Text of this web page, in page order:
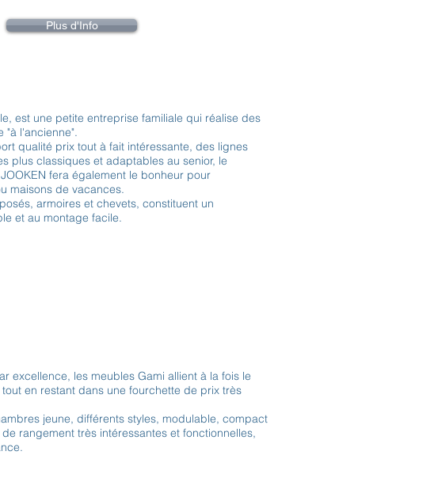
Plus d'Info
est une petite entreprise familiale qui réalise des
"à l'ancienne".
qualité prix tout à fait intéressante, des lignes
plus classiques et adaptables au senior, le
fera également le bonheur pour
maisons de vacances.
armoires et chevets, constituent un
et au montage facile.
excellence, les meubles Gami allient à la fois le
en restant dans une fourchette de prix très
jeune, différents styles, modulable, compact
rangement très intéressantes et fonctionnelles,